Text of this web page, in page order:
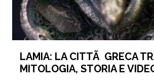
LAMIA: LA CITTÃ GRECA
MITOLOGIA, STORIA E